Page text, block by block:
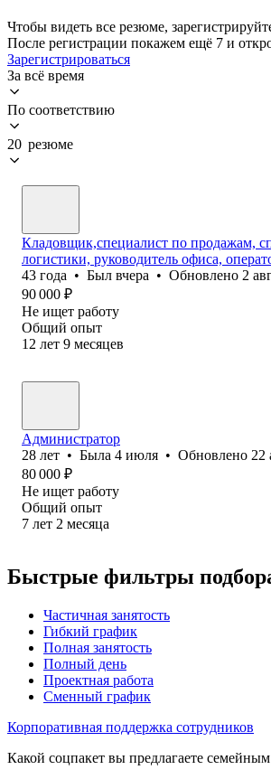
Чтобы видеть все резюме,
После регистрации покажем ещё 7 и
Зарегистрироваться
За всё время
По соответствию
20 резюме
Кладовщик,специалист по продажам,
логистики, руководитель офиса,
43 года • Был вчера • Обновлено 2
90 000 ₽
Не ищет работу
Общий опыт
12 лет 9 месяцев
Администратор
28 лет • Была 4 июля • Обновлено 22
80 000 ₽
Не ищет работу
Общий опыт
7 лет 2 месяца
Быстрые фильтры
Частичная занятость
Гибкий график
Полная занятость
Полный день
Проектная работа
Сменный график
Корпоративная поддержка сотрудников
Какой соцпакет вы предлагаете